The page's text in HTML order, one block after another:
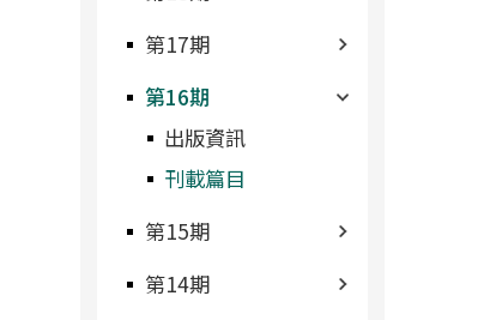
第17期
第16期
出版資訊
刊載篇目
第15期
第14期